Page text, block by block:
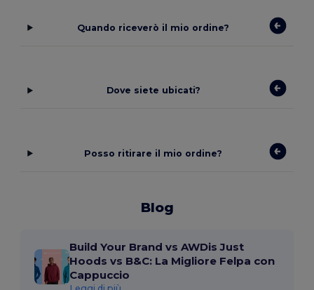
Quando riceverò il mio ordine?
Dove siete ubicati?
Posso ritirare il mio ordine?
Blog
Build Your Brand vs AWDis Just
Hoods vs B&C: La Migliore Felpa con
Cappuccio